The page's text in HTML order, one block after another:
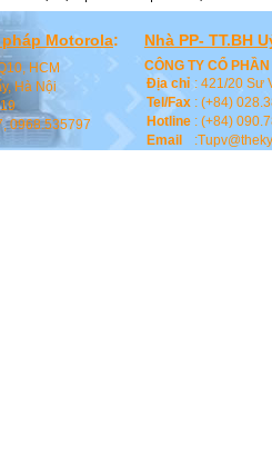
Motorola:
HCM
Hà Nội
0968.535797
Nhà PP- TT.BH
CÔNG TY CỔ
Địa chỉ : 421/20 Sư
Tel/Fax : (+84)
Hotline : (+84)
Email